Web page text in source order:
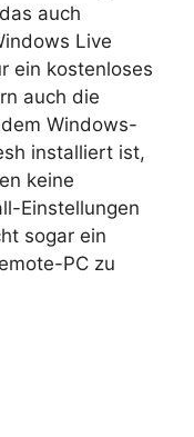
auch
Live
ein kostenloses
auch die
Windows-
installiert ist,
keine
Einstellungen
sogar ein
PC zu